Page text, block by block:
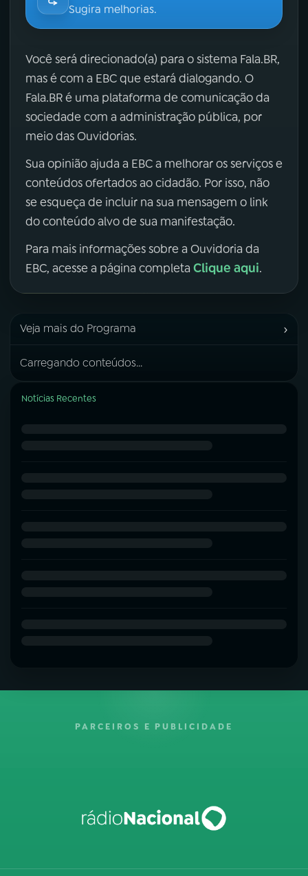
Sugira melhorias.
Você será direcionado(a) para o sistema Fala.BR,
mas é com a EBC que estará dialogando. O
Fala.BR é uma plataforma de comunicação da
sociedade com a administração pública, por
meio das Ouvidorias.
Sua opinião ajuda a EBC a melhorar os serviços e
conteúdos ofertados ao cidadão. Por isso, não
se esqueça de incluir na sua mensagem o link
do conteúdo alvo de sua manifestação.
Para mais informações sobre a Ouvidoria da
EBC, acesse a página completa Clique aqui.
Veja mais do Programa ›
Carregando conteúdos...
Notícias Recentes
PARCEIROS E PUBLICIDADE